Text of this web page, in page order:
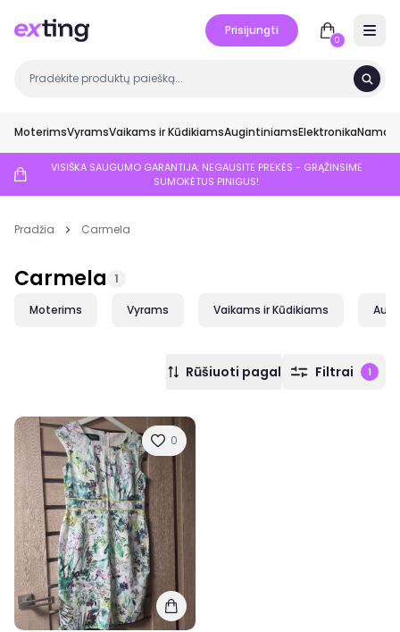
Prisijungti
0
MoterimsVyramsVaikams ir KūdikiamsAugintiniamsElektronikaNamai
VISIŠKA SAUGUMO GARANTIJA: NEGAUSITE PREKĖS - GRĄŽINSIME
SUMOKĖTUS PINIGUS!
Pradžia Carmela
Carmela 1
Moterims Vyrams Vaikams ir Kūdikiams
Rūšiuoti pagal Filtrai 1
0